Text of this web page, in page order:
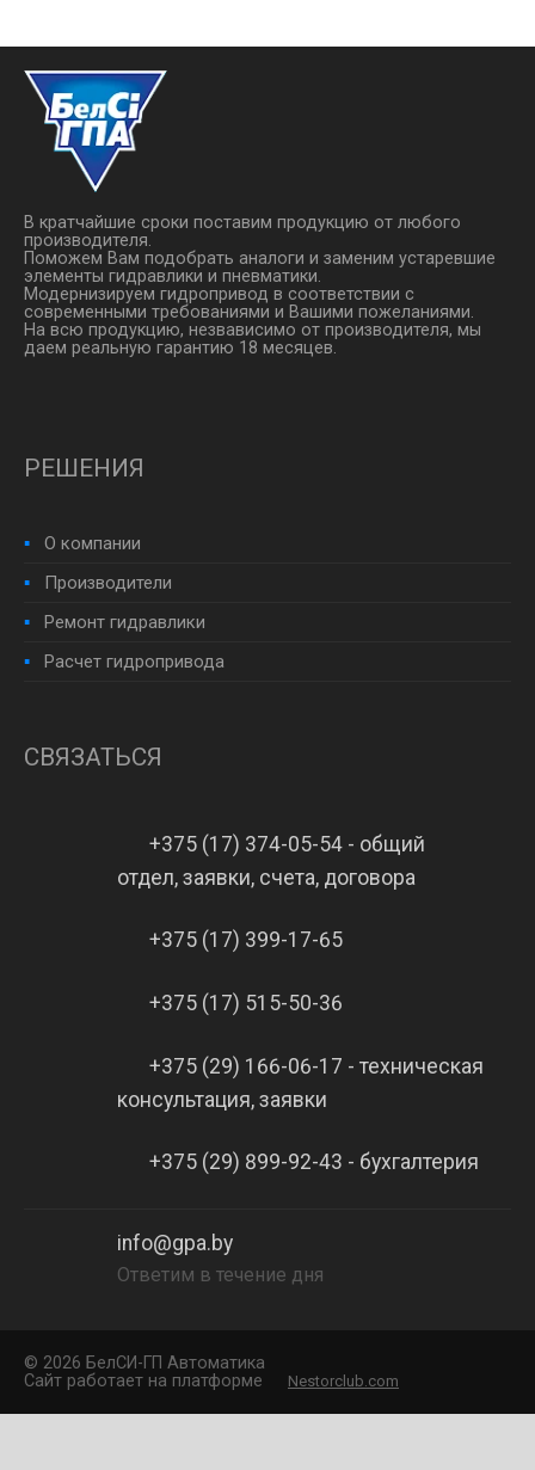
В кратчайшие сроки поставим продукцию от любого
производителя.
Поможем Вам подобрать аналоги и заменим устаревшие
элементы гидравлики и пневматики.
Модернизируем гидропривод в соответствии с
современными требованиями и Вашими пожеланиями.
На всю продукцию, незвависимо от производителя, мы
даем реальную гарантию 18 месяцев.
РЕШЕНИЯ
О компании
Производители
Ремонт гидравлики
Расчет гидропривода
СВЯЗАТЬСЯ
+375 (17) 374-05-54 - общий
отдел, заявки, счета, договора
+375 (17) 399-17-65
+375 (17) 515-50-36
+375 (29) 166-06-17 - техническая
консультация, заявки
+375 (29) 899-92-43 - бухгалтерия
info@gpa.by
Ответим в течение дня
© 2026 БелCИ-ГП Автоматика
Сайт работает на платформе
Nestorclub.com